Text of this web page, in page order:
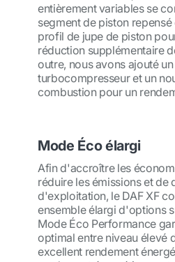
entièrement variables se
segment de piston repensé
profil de jupe de piston
réduction supplémentaire
outre, nous avons ajouté
turbocompresseur et un
combustion pour un
Mode Éco élargi
Afin d'accroître les
réduire les émissions et de
d'exploitation, le DAF XF
ensemble élargi d'options
Mode Éco Performance
optimal entre niveau élevé
excellent rendement